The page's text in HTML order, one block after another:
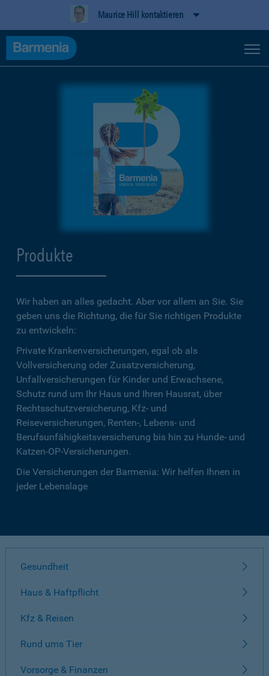
Maurice Hill kontaktieren
Produkte
Wir haben an alles gedacht. Aber vor allem an Sie. Sie
geben uns die Richtung, die für Sie richtigen Produkte
zu entwickeln:
Private Krankenversicherungen, egal ob als
Vollversicherung oder Zusatzversicherung,
Unfallversicherungen für Kinder und Erwachsene,
Schutz rund um Ihr Haus und Ihren Hausrat, über
Rechtsschutzversicherung, Kfz- und
Reiseversicherungen, Renten-, Lebens- und
Berufsunfähigkeitsversicherung bis hin zu Hunde- und
Katzen-OP-Versicherungen.
Die Versicherungen der Barmenia: Wir helfen Ihnen in
jeder Lebenslage
Gesundheit
Haus & Haftpflicht
Kfz & Reisen
Rund ums Tier
Vorsorge & Finanzen